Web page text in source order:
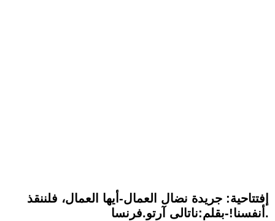
إفتتاحية: جريدة نضال العمال-أيها العمال، فلننقذ
أنفسنا!-بقلم:ناتالى آرتو.فرنسا.